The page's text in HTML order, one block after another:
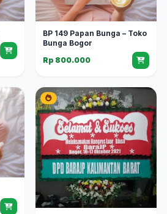
BP 149 Papan Bunga – Toko
Bunga Bogor
Rp 800.000